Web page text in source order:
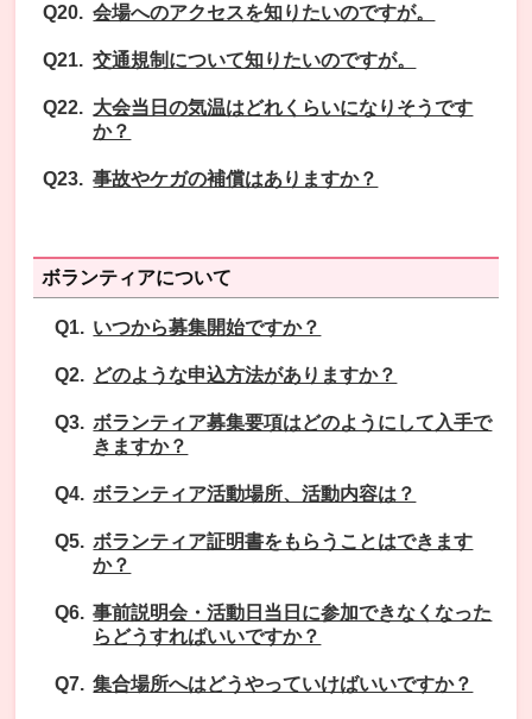
会場へのアクセスを知りたいのですが。
交通規制について知りたいのですが。
大会当日の気温はどれくらいになりそうです
か？
事故やケガの補償はありますか？
ボランティアについて
いつから募集開始ですか？
どのような申込方法がありますか？
ボランティア募集要項はどのようにして入手で
きますか？
ボランティア活動場所、活動内容は？
ボランティア証明書をもらうことはできます
か？
事前説明会・活動日当日に参加できなくなった
らどうすればいいですか？
集合場所へはどうやっていけばいいですか？